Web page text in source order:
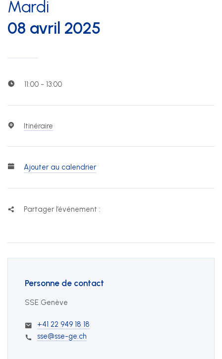
Mardi
08 avril 2025
11:00 - 13:00
Itinéraire
Ajouter au calendrier
Partager l’événement :
Personne de contact
SSE Genève
+41 22 949 18 18
sse@sse-ge.ch